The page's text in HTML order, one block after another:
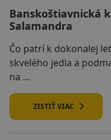
Banskoštiavnická
Salamandra
Čo patrí k dokonalej
skvelého jedla a
na ...
ZISTIŤ VIAC